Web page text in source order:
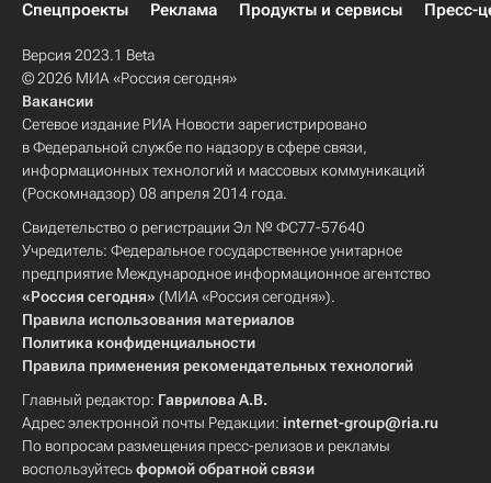
Спецпроекты
Реклама Продукты и сервисы Пресс-
Версия 2023.1 Beta
© 2026 МИА «Россия сегодня»
Вакансии
Сетевое издание РИА Новости зарегистрировано
в Федеральной службе по надзору в сфере связи,
информационных технологий и массовых коммуникаций
(Роскомнадзор) 08 апреля 2014 года.
Свидетельство о регистрации Эл № ФС77-57640
Учредитель: Федеральное государственное унитарное
предприятие Международное информационное агентство
«Россия сегодня» (МИА «Россия сегодня»).
Правила использования материалов
Политика конфиденциальности
Правила применения рекомендательных технологий
Главный редактор: Гаврилова А.В.
Адрес электронной почты Редакции: internet-group@ria.ru
По вопросам размещения пресс-релизов и рекламы
воспользуйтесьформой обратной связи